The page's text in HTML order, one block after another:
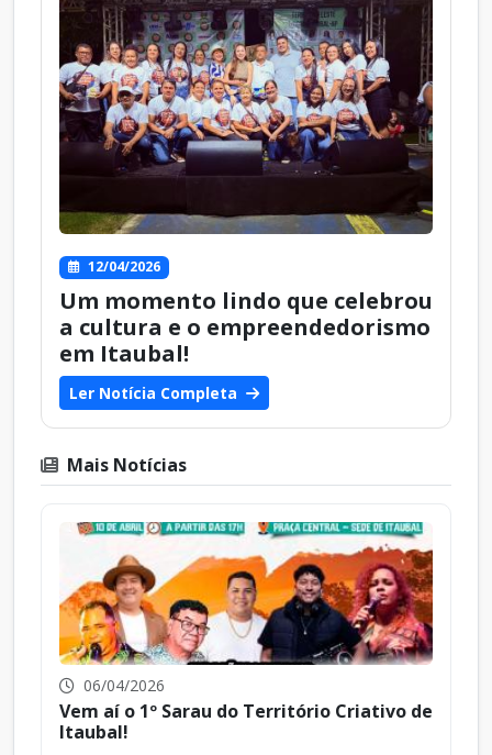
12/04/2026
Um momento lindo que celebrou
a cultura e o empreendedorismo
em Itaubal!
Ler Notícia Completa
Mais Notícias
06/04/2026
Vem aí o 1º Sarau do Território Criativo de
Itaubal!